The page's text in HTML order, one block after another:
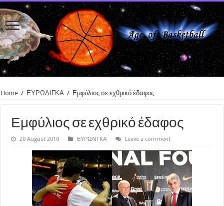
Home / ΕΥΡΩΛΙΓΚΑ / Εμφύλιος σε εχθρικό έδαφος
Εμφύλιος σε εχθρικό έδαφος
20 August 2010 ΕΥΡΩΛΙΓΚΑ Leave a comment